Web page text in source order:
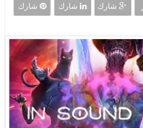
شارك شارك شارك